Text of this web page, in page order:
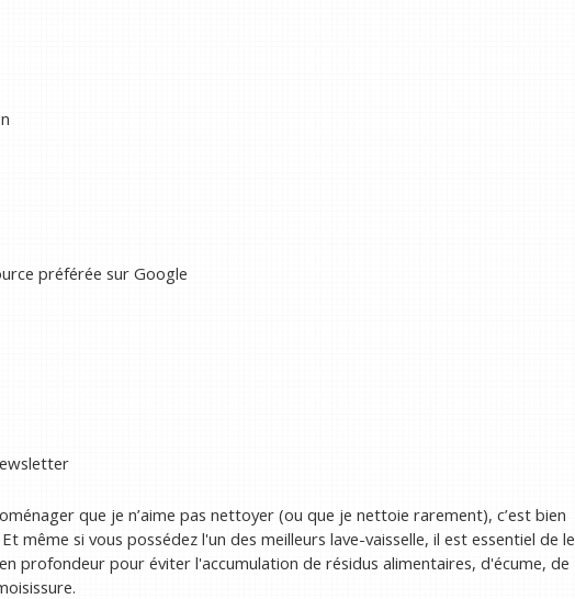
préférée sur Google
que je n’aime pas nettoyer (ou que je nettoie rarement), c’est bien
même si vous possédez l'un des meilleurs lave-vaisselle, il est essentiel de le
profondeur pour éviter l'accumulation de résidus alimentaires, d'écume, de